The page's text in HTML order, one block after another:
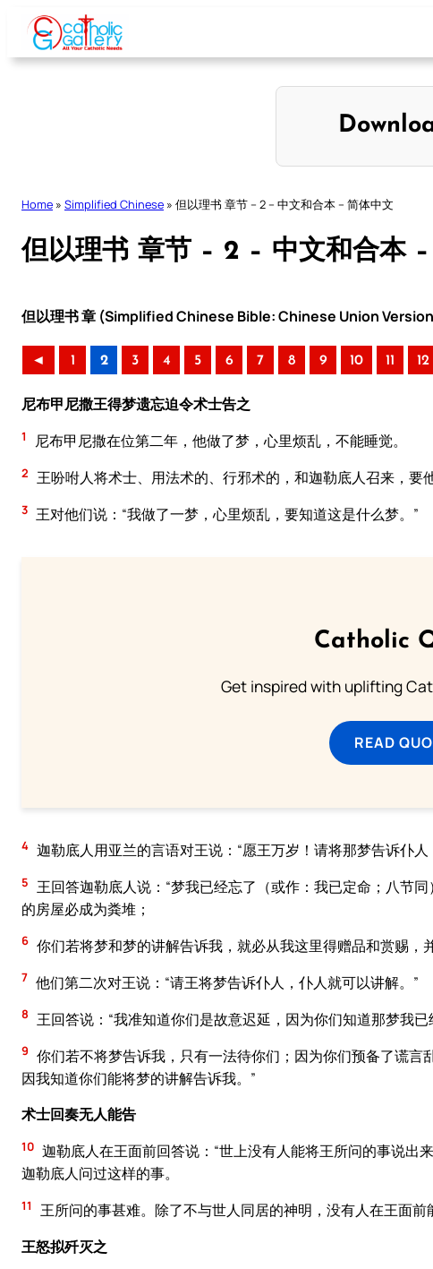
Skip
content
Home » Simplified Chinese » 但以理书 章节 – 2 – 中文和合本 – 简体中文
但以理书 章节 – 2 – 中文和合本
但以理书 章 (Simplified Chinese Bible: Chinese Union Version
◄ 1 2 3 4 5 6 7 8 9 10 11 12
尼布甲尼撒王得梦遗忘迫令术士告之
1 尼布甲尼撒在位第二年，他做了梦，心里烦乱，不能睡觉。
2 王吩咐人将术士、用法术的、行邪术的，和迦勒底人召来，要
3 王对他们说：“我做了一梦，心里烦乱，要知道这是什么梦。”
Catholic
Get inspired with uplifting
READ
4 迦勒底人用亚兰的言语对王说：“愿王万岁！请将那梦告诉仆
5 王回答迦勒底人说：“梦我已经忘了（或作：我已定命；八节
的房屋必成为粪堆；
6 你们若将梦和梦的讲解告诉我，就必从我这里得赠品和赏赐，
7 他们第二次对王说：“请王将梦告诉仆人，仆人就可以讲解。”
8 王回答说：“我准知道你们是故意迟延，因为你们知道那梦我已
9 你们若不将梦告诉我，只有一法待你们；因为你们预备了谎言
因我知道你们能将梦的讲解告诉我。”
术士回奏无人能告
10 迦勒底人在王面前回答说：“世上没有人能将王所问的事说
迦勒底人问过这样的事。
11
王所问的事甚难。除了不与世人同居的神明，没有人在王面前
王怒拟歼灭之